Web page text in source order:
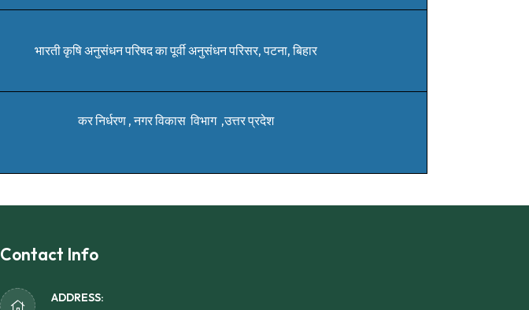
भारती कृषि अनुसंधन परिषद का पूर्वी अनुसंधन परिसर, पटना, बिहार
कर निर्धरण , नगर विकास विभाग ,उत्तर प्रदेश
Contact Info
ADDRESS: